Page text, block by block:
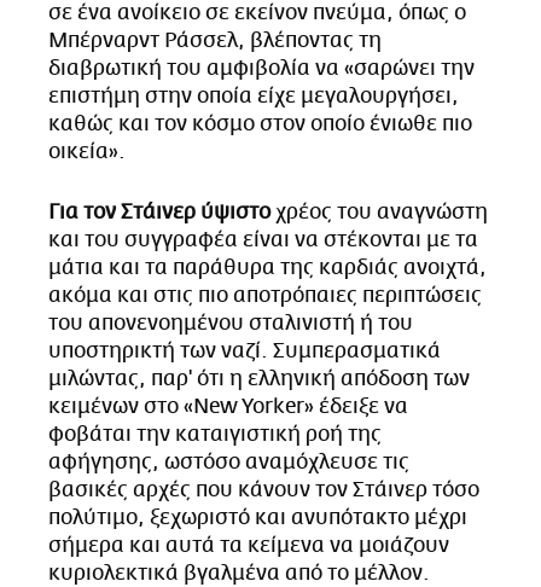
σε ένα ανοίκειο σε εκείνον πνεύμα, όπως ο
Μπέρναρντ Ράσσελ, βλέποντας τη
διαβρωτική του αμφιβολία να «σαρώνει την
επιστήμη στην οποία είχε μεγαλουργήσει,
καθώς και τον κόσμο στον οποίο ένιωθε πιο
οικεία».
Για τον Στάινερ ύψιστοχρέος του αναγνώστη
και του συγγραφέα είναι να στέκονται με τα
μάτια και τα παράθυρα της καρδιάς ανοιχτά,
ακόμα και στις πιο αποτρόπαιες περιπτώσεις
του απονενοημένου σταλινιστή ή του
υποστηρικτή των ναζί. Συμπερασματικά
μιλώντας, παρ' ότι η ελληνική απόδοση των
κειμένων στο «New Yorker» έδειξε να
φοβάται την καταιγιστική ροή της
αφήγησης, ωστόσο αναμόχλευσε τις
βασικές αρχές που κάνουν τον Στάινερ τόσο
πολύτιμο, ξεχωριστό και ανυπότακτο μέχρι
σήμερα και αυτά τα κείμενα να μοιάζουν
κυριολεκτικά βγαλμένα από το μέλλον.